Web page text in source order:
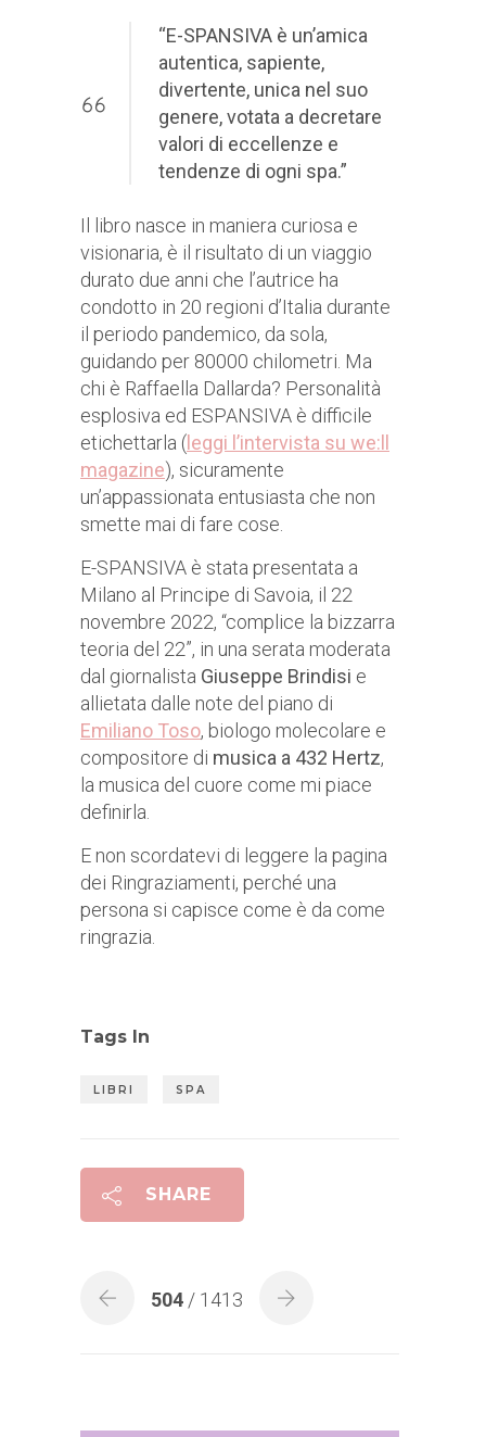
“E-SPANSIVA è un’amica
autentica, sapiente,
divertente, unica nel suo
genere, votata a decretare
valori di eccellenze e
tendenze di ogni spa.”
Il libro nasce in maniera curiosa e
visionaria, è il risultato di un viaggio
durato due anni che l’autrice ha
condotto in 20 regioni d’Italia durante
il periodo pandemico, da sola,
guidando per 80000 chilometri. Ma
chi è Raffaella Dallarda? Personalità
esplosiva ed ESPANSIVA è difficile
etichettarla ( leggi l’intervista su we:ll
magazine), sicuramente
un’appassionata entusiasta che non
smette mai di fare cose.
E-SPANSIVA è stata presentata a
Milano al Principe di Savoia, il 22
novembre 2022, “complice la bizzarra
teoria del 22”, in una serata moderata
dal giornalista Giuseppe Brindisi e
allietata dalle note del piano di
Emiliano Toso, biologo molecolare e
compositore di musica a 432 Hertz,
la musica del cuore come mi piace
definirla.
E non scordatevi di leggere la pagina
dei Ringraziamenti, perché una
persona si capisce come è da come
ringrazia.
Tags In
LIBRI SPA
SHARE
504 / 1413